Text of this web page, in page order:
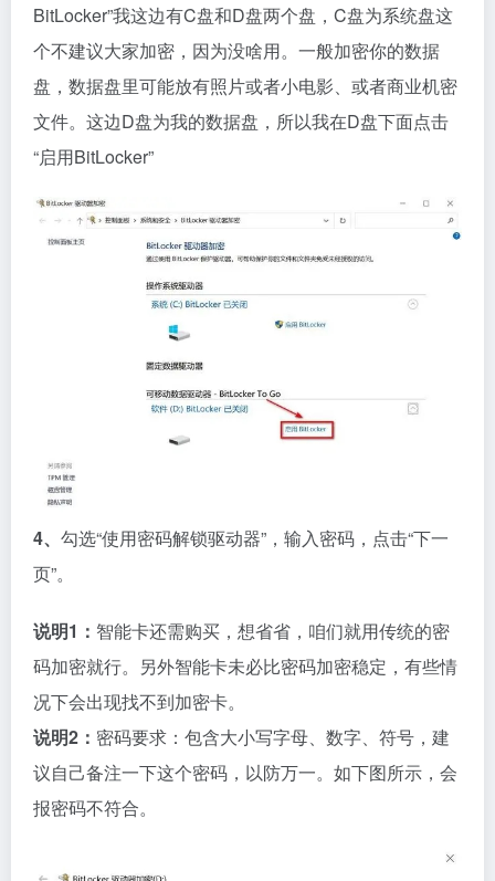
BitLocker”我这边有C盘和D盘两个盘，C盘为系统盘这
个不建议大家加密，因为没啥用。一般加密你的数据
盘，数据盘里可能放有照片或者小电影、或者商业机密
文件。这边D盘为我的数据盘，所以我在D盘下面点击
“启用BitLocker”
4、 勾选“使用密码解锁驱动器”，输入密码，点击“下一
页”。
说明1： 智能卡还需购买，想省省，咱们就用传统的密
码加密就行。另外智能卡未必比密码加密稳定，有些情
况下会出现找不到加密卡。
说明2： 密码要求：包含大小写字母、数字、符号，建
议自己备注一下这个密码，以防万一。如下图所示，会
报密码不符合。